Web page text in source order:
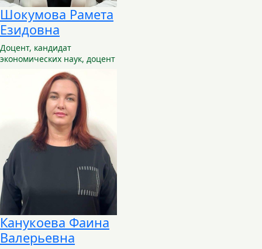
Шокумова Рамета
Езидовна
Доцент, кандидат
экономических наук, доцент
Канукоева Фаина
Валерьевна